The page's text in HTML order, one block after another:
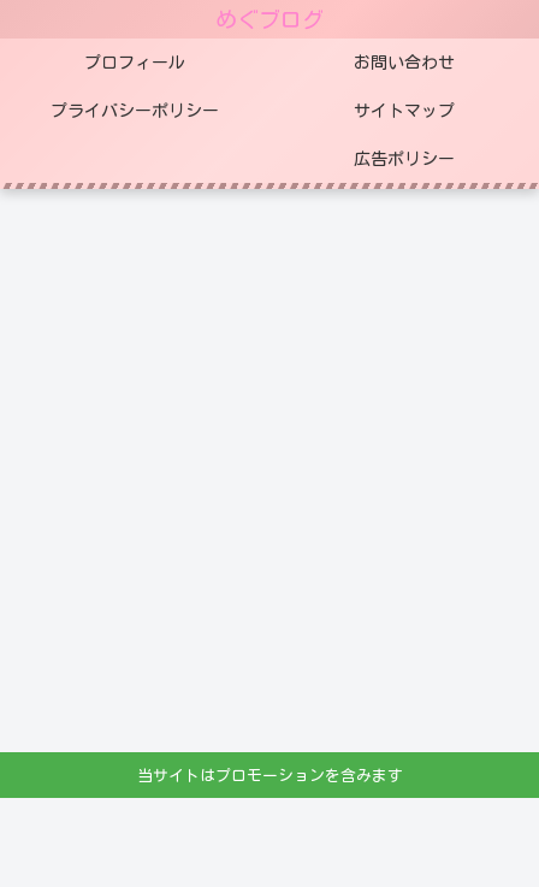
めぐブログ
プロフィール お問い合わせ
プライバシーポリシー サイトマップ
広告ポリシー
当サイトはプロモーションを含みます